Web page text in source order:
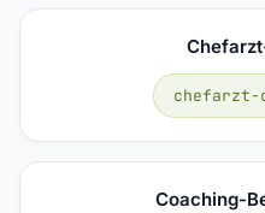
chefarzt-
Coaching-